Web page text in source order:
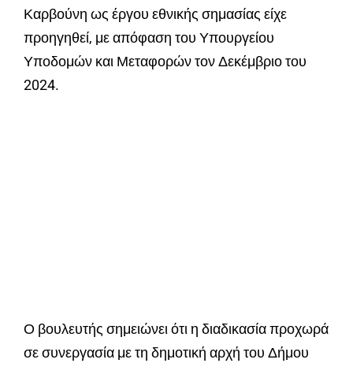
Καρβούνη ως έργου εθνικής σημασίας είχε
προηγηθεί, με απόφαση του Υπουργείου
Υποδομών και Μεταφορών τον Δεκέμβριο του
2024.
Ο βουλευτής σημειώνει ότι η διαδικασία προχωρά
σε συνεργασία με τη δημοτική αρχή του Δήμου